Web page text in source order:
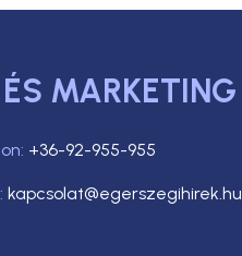
ÉS MARKETING
+36-92-955-955
kapcsolat@egerszegihirek.hu